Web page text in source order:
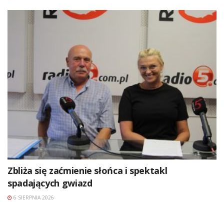
Zbliża się zaćmienie słońca i spektakl
spadających gwiazd
6 SIERPNIA 2026